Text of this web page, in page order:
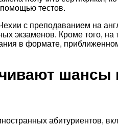
тестов.
с преподаванием на
экзаменов. Кроме того, на
в формате,
шансы
абитуриентов,